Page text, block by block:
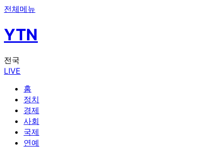
전체메뉴
YTN
전국
LIVE
홈
정치
경제
사회
국제
연예